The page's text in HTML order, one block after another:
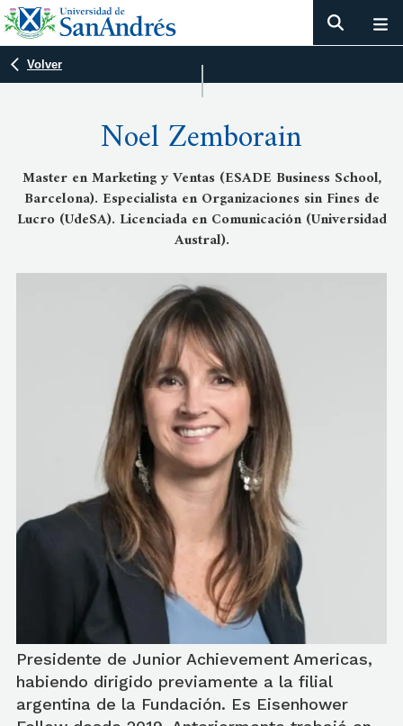
Volver
Noel Zemborain
Master en Marketing y Ventas (ESADE Business School,
Barcelona). Especialista en Organizaciones sin Fines de
Lucro (UdeSA). Licenciada en Comunicación (Universidad
Austral).
Presidente de Junior Achievement Americas,
habiendo dirigido previamente a la filial
argentina de la Fundación. Es Eisenhower